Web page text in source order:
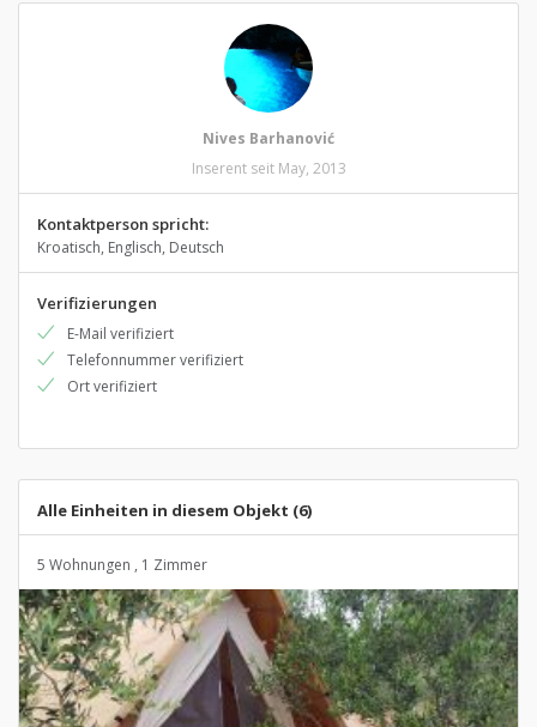
Nives Barhanović
Inserent seit May, 2013
Kontaktperson spricht:
Kroatisch, Englisch, Deutsch
Verifizierungen
E-Mail verifiziert
Telefonnummer verifiziert
Ort verifiziert
Alle Einheiten in diesem Objekt (6)
5 Wohnungen , 1 Zimmer